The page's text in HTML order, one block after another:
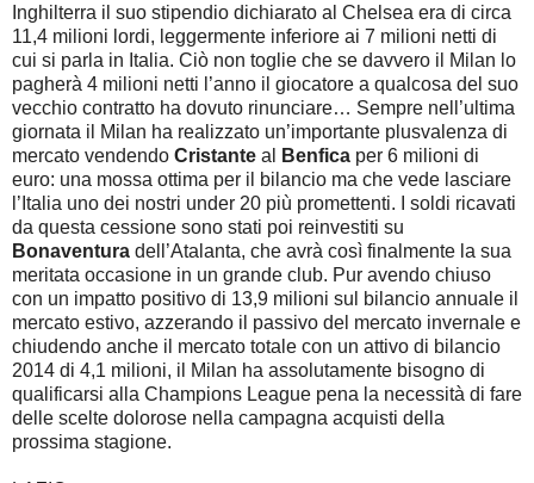
Inghilterra il suo stipendio dichiarato al Chelsea era di circa
11,4 milioni lordi, leggermente inferiore ai 7 milioni netti di
cui si parla in Italia. Ciò non toglie che se davvero il Milan lo
pagherà 4 milioni netti l’anno il giocatore a qualcosa del suo
vecchio contratto ha dovuto rinunciare… Sempre nell’ultima
giornata il Milan ha realizzato un’importante plusvalenza di
mercato vendendo Cristante al Benfica per 6 milioni di
euro: una mossa ottima per il bilancio ma che vede lasciare
l’Italia uno dei nostri under 20 più promettenti. I soldi ricavati
da questa cessione sono stati poi reinvestiti su
Bonaventura dell’Atalanta, che avrà così finalmente la sua
meritata occasione in un grande club. Pur avendo chiuso
con un impatto positivo di 13,9 milioni sul bilancio annuale il
mercato estivo, azzerando il passivo del mercato invernale e
chiudendo anche il mercato totale con un attivo di bilancio
2014 di 4,1 milioni, il Milan ha assolutamente bisogno di
qualificarsi alla Champions League pena la necessità di fare
delle scelte dolorose nella campagna acquisti della
prossima stagione.